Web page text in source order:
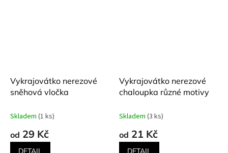
Vykrajovátko nerezové
sněhová vločka
Skladem (1 ks)
od 29 Kč
DETAIL
Vykrajovátko nerezové
chaloupka různé motivy
Skladem (3 ks)
od 21 Kč
DETAIL